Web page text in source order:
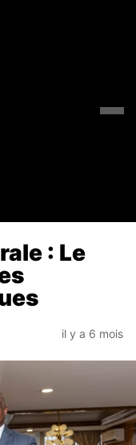
: Le
il y a 6 mois